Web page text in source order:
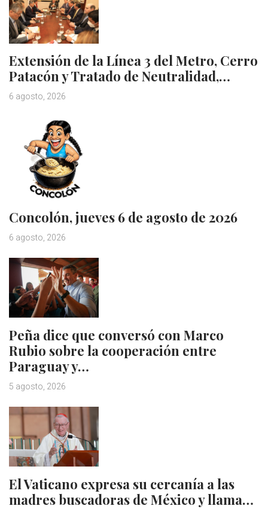
Extensión de la Línea 3 del Metro, Cerro
Patacón y Tratado de Neutralidad,…
6 agosto, 2026
Concolón, jueves 6 de agosto de 2026
6 agosto, 2026
Peña dice que conversó con Marco
Rubio sobre la cooperación entre
Paraguay y…
5 agosto, 2026
El Vaticano expresa su cercanía a las
madres buscadoras de México y llama…